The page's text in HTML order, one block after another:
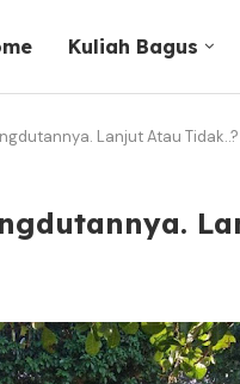
Kuliah Bagus
Lanjut Atau Tidak..?